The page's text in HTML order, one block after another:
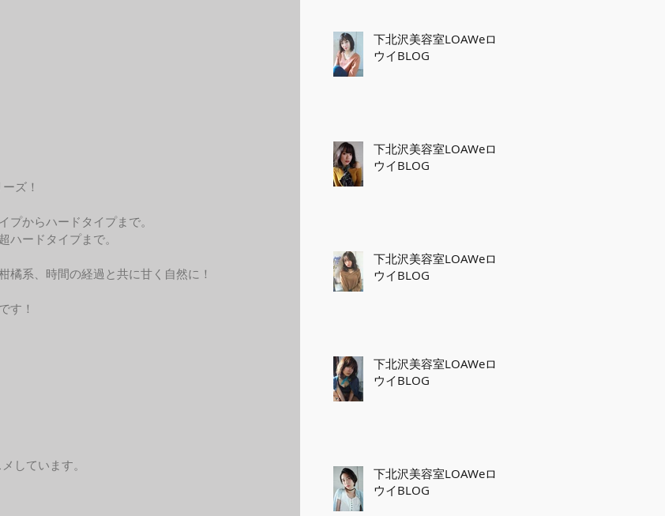
ズ！
からハードタイプまで。
ハードタイプまで。
橘系、時間の経過と共に甘く自然に！
す！
しています。
下北沢美容室LOAWeロ
ウイBLOG
下北沢美容室LOAWeロ
ウイBLOG
下北沢美容室LOAWeロ
ウイBLOG
下北沢美容室LOAWeロ
ウイBLOG
下北沢美容室LOAWeロ
ウイBLOG